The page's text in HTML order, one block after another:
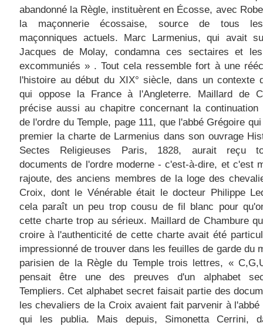
abandonné la Règle, instituèrent en Écosse, avec
la maçonnerie écossaise, source de tous
maçonniques actuels. Marc Larmenius, qui avait
Jacques de Molay, condamna ces sectaires et
excommuniés » . Tout cela ressemble fort à une
l'histoire au début du XIX° siècle, dans un contexte
qui oppose la France à l'Angleterre. Maillard de
précise aussi au chapitre concernant la continuation
de l'ordre du Temple, page 111, que l'abbé Grégoire
premier la charte de Larmenius dans son ouvrage
Sectes Religieuses Paris, 1828, aurait reçu
documents de l'ordre moderne - c'est-à-dire, et c'est
rajoute, des anciens membres de la loge des
Croix, dont le Vénérable était le docteur Philippe
cela paraît un peu trop cousu de fil blanc pour
cette charte trop au sérieux. Maillard de Chambure
croire à l'authenticité de cette charte avait été
impressionné de trouver dans les feuilles de garde du
parisien de la Règle du Temple trois lettres, «
pensait être une des preuves d'un alphabet
Templiers. Cet alphabet secret faisait partie des
les chevaliers de la Croix avaient fait parvenir à l'abbé
qui les publia. Mais depuis, Simonetta Cerrini,